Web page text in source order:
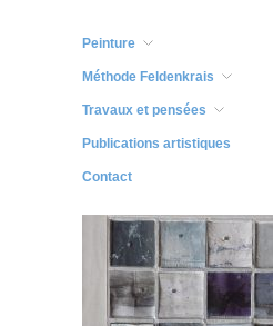
Peinture
Méthode Feldenkrais
Travaux et pensées
Publications artistiques
Contact